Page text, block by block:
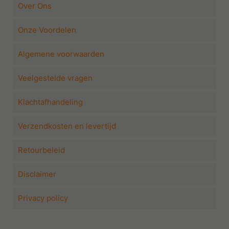
Over Ons
Onze Voordelen
Algemene voorwaarden
Veelgestelde vragen
Klachtafhandeling
Verzendkosten en levertijd
Retourbeleid
Disclaimer
Privacy policy